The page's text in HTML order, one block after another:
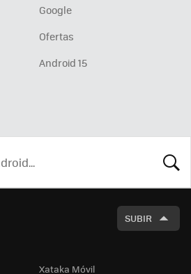
Google
Ofertas
Android 15
SUBIR
Xataka Móvil